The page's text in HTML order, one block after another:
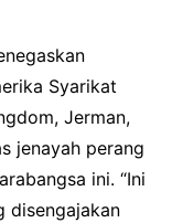
Syarikat
Jerman,
jenayah perang
ini. “Ini
disengajakan